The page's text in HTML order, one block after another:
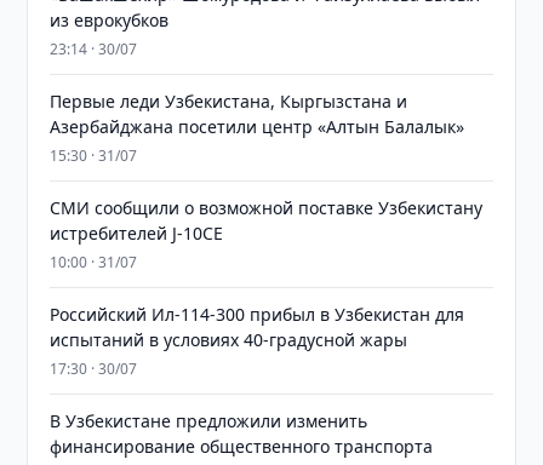
из еврокубков
23:14 · 30/07
Первые леди Узбекистана, Кыргызстана и
Азербайджана посетили центр «Алтын Балалык»
15:30 · 31/07
СМИ сообщили о возможной поставке Узбекистану
истребителей J-10CE
10:00 · 31/07
Российский Ил-114-300 прибыл в Узбекистан для
испытаний в условиях 40-градусной жары
17:30 · 30/07
В Узбекистане предложили изменить
финансирование общественного транспорта